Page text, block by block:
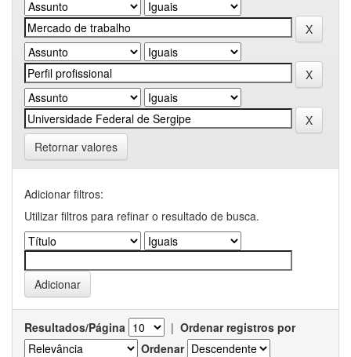
Retornar valores
Adicionar filtros:
Utilizar filtros para refinar o resultado de busca.
Resultados/Página | Ordenar registros por
Ordenar